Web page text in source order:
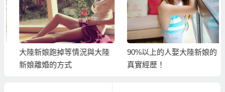
大陸新娘跑掉等情況與大陸
新娘離婚的方式
90%以上的人娶大陸新娘的
真實經歷！